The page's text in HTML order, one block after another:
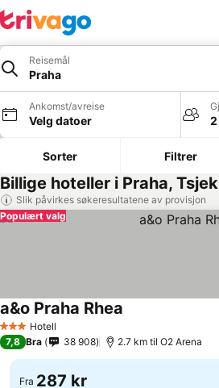
Reisemål
Praha
Ankomst/avreise
Velg datoer 2
Sorter Filtrer
Billige hoteller i Praha,
Slik påvirkes søkeresultatene av provisjon
Populært valg
3 StjernerHotell
a&o Praha Rhea
7,8 Bra 38 908 2.7 km til O2 Arena
Fra 287 kr